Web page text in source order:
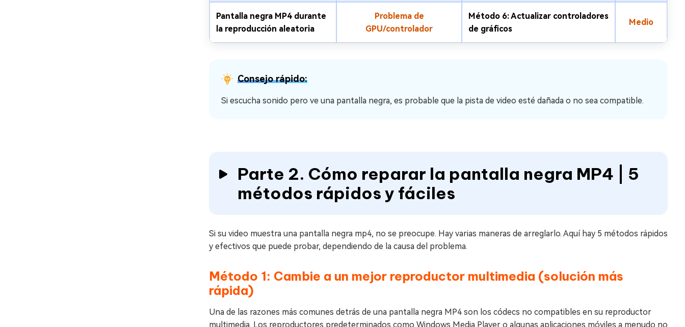
Pantalla negra MP4 durante
la reproducción aleatoria
Problema de
GPU/controlador
Método 6: Actualizar controladores
de gráficos
Medio
Consejo rápido:
Si escucha sonido pero ve una pantalla negra, es probable que la pista de video esté dañada o no sea compatible.
Parte 2. Cómo reparar la pantalla negra MP4 | 5
métodos rápidos y fáciles
Si su video muestra una pantalla negra mp4, no se preocupe. Hay varias maneras de arreglarlo. Aquí hay 5 métodos rápidos
y efectivos que puede probar, dependiendo de la causa del problema.
Método 1: Cambie a un mejor reproductor multimedia (solución más
rápida)
Una de las razones más comunes detrás de una pantalla negra MP4 son los códecs no compatibles en su reproductor
multimedia. Los reproductores predeterminados como Windows Media Player o algunas aplicaciones móviles a menudo no